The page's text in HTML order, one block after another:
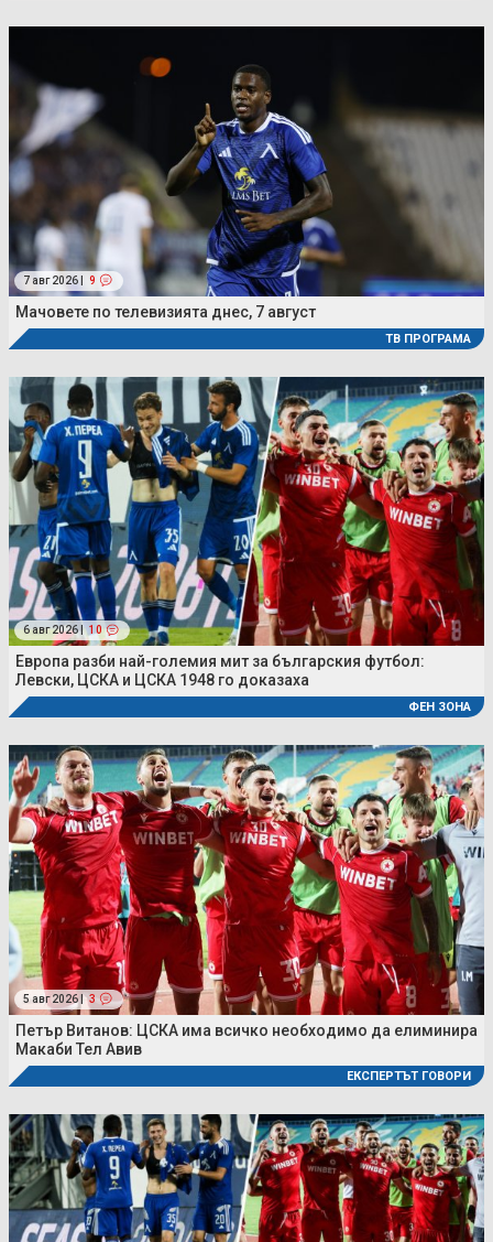
7 авг 2026 | 9
Мачовете по телевизията днес, 7 август
ТВ ПРОГРАМА
6 авг 2026 | 10
Европа разби най-големия мит за българския футбол:
Левски, ЦСКА и ЦСКА 1948 го доказаха
ФЕН ЗОНА
5 авг 2026 | 3
Петър Витанов: ЦСКА има всичко необходимо да елиминира
Макаби Тел Авив
ЕКСПЕРТЪТ ГОВОРИ